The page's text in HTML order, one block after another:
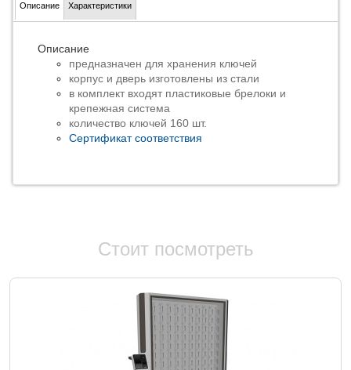
Описание Характеристики
Описание
предназначен для хранения ключей
корпус и дверь изготовлены из стали
в комплект входят пластиковые брелоки и
крепежная система
количество ключей 160 шт.
Сертификат соответствия
Стоит посмотреть